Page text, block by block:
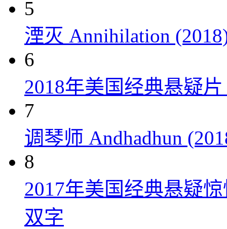
5
湮灭 Annihilation
6
2018年美国经典悬疑
7
调琴师 Andhadhun
8
2017年美国经典悬疑
双字